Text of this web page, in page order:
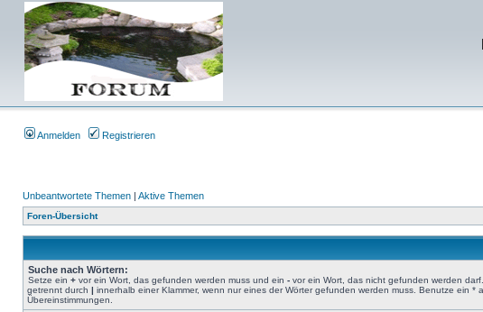
Anmelden Registrieren
Unbeantwortete Themen | Aktive Themen
Foren-Übersicht
Suche nach Wörtern:
Setze ein + vor ein Wort, das gefunden werden muss und ein - vor ein Wort, das nicht gefunden werden
getrennt durch | innerhalb einer Klammer, wenn nur eines der Wörter gefunden werden muss. Benutze ein *
Übereinstimmungen.